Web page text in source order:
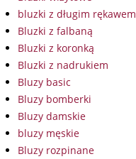
bluzki z długim rękawem
Bluzki z falbaną
Bluzki z koronką
Bluzki z nadrukiem
Bluzy basic
Bluzy bomberki
Bluzy damskie
bluzy męskie
Bluzy rozpinane